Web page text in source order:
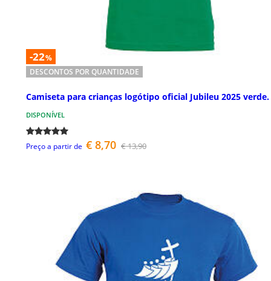
-22%
DESCONTOS POR QUANTIDADE
Camiseta para crianças logótipo oficial Jubileu 2025 verde.
DISPONÍVEL
Preço a partir de € 8,70 € 13,90